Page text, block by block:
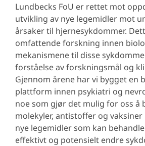
Lundbecks FoU er rettet mot
utvikling av nye legemidler mot
årsaker til hjernesykdommer.
omfattende forskning innen
mekanismene til disse
forståelse av forskningsmål og
Gjennom årene har vi bygget en
plattform innen psykiatri og
noe som gjør det mulig for oss å
molekyler, antistoffer og
nye legemidler som kan
effektivt og potensielt endre